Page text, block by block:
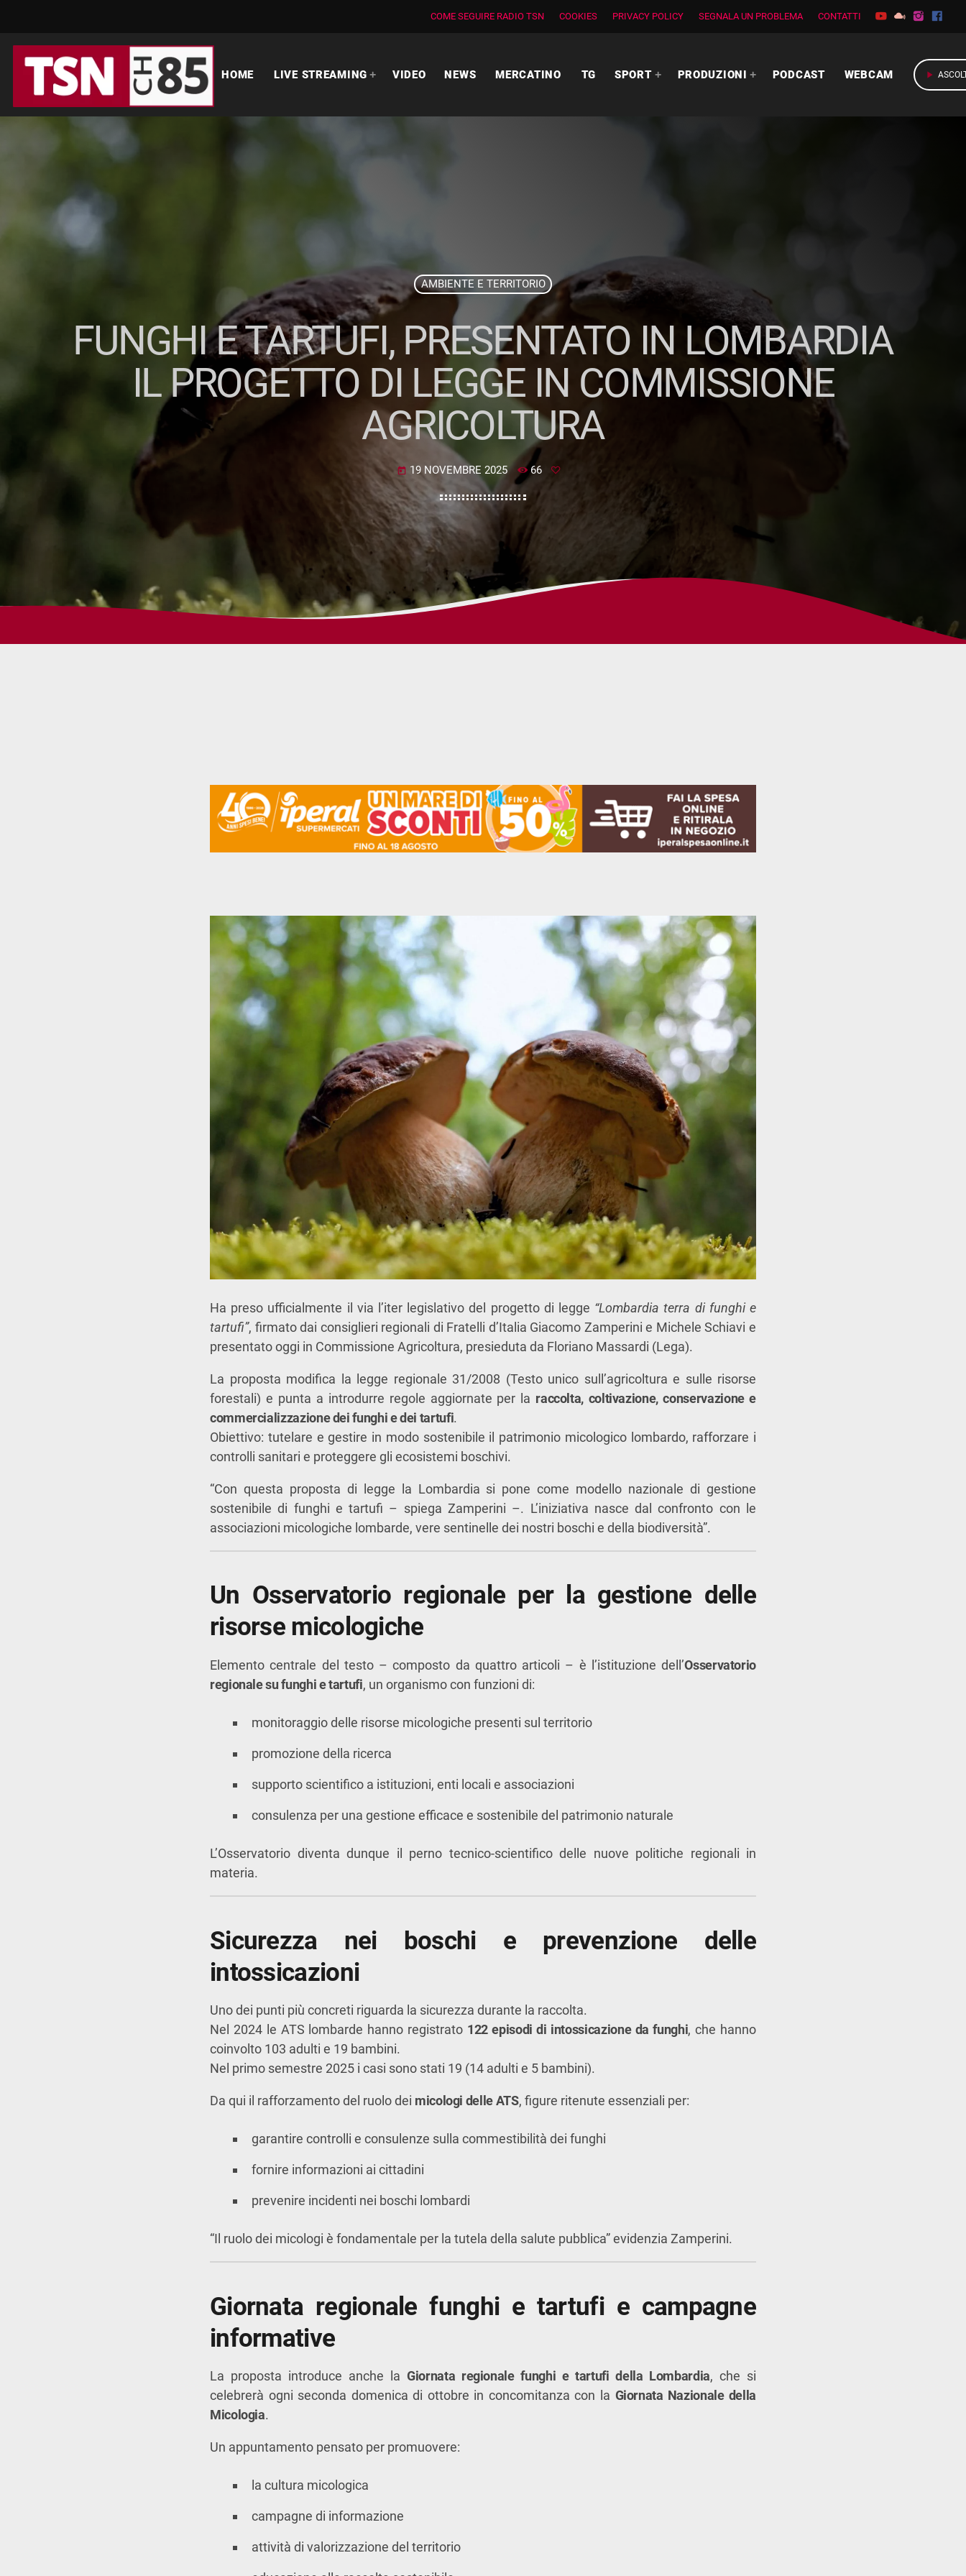
COME SEGUIRE RADIO TSN COOKIES PRIVACY POLICY SEGNALA UN PROBLEMA CONTATTI
HOME LIVE STREAMING VIDEO NEWS MERCATINO TG SPORT PRODUZIONI PODCAST WEBCAM play_arrow
AMBIENTE E TERRITORIO
FUNGHI E TARTUFI, PRESENTATO IN LOMBARDIA
IL PROGETTO DI LEGGE IN COMMISSIONE
AGRICOLTURA
today 19 NOVEMBRE 2025 66
Ha preso ufficialmente il via l’iter legislativo del progetto di legge “Lombardia terra di funghi e
tartufi”, firmato dai consiglieri regionali di Fratelli d’Italia Giacomo Zamperini e Michele Schiavi e
presentato oggi in Commissione Agricoltura, presieduta da Floriano Massardi (Lega).
La proposta modifica la legge regionale 31/2008 (Testo unico sull’agricoltura e sulle risorse
forestali) e punta a introdurre regole aggiornate per la raccolta, coltivazione, conservazione e
commercializzazione dei funghi e dei tartufi.
Obiettivo: tutelare e gestire in modo sostenibile il patrimonio micologico lombardo, rafforzare i
controlli sanitari e proteggere gli ecosistemi boschivi.
“Con questa proposta di legge la Lombardia si pone come modello nazionale di gestione
sostenibile di funghi e tartufi – spiega Zamperini –. L’iniziativa nasce dal confronto con le
associazioni micologiche lombarde, vere sentinelle dei nostri boschi e della biodiversità”.
Un Osservatorio regionale per la gestione delle
risorse micologiche
Elemento centrale del testo – composto da quattro articoli – è l’istituzione dell’Osservatorio
regionale su funghi e tartufi, un organismo con funzioni di:
monitoraggio delle risorse micologiche presenti sul territorio
promozione della ricerca
supporto scientifico a istituzioni, enti locali e associazioni
consulenza per una gestione efficace e sostenibile del patrimonio naturale
L’Osservatorio diventa dunque il perno tecnico-scientifico delle nuove politiche regionali in
materia.
Sicurezza nei boschi e prevenzione delle
intossicazioni
Uno dei punti più concreti riguarda la sicurezza durante la raccolta.
Nel 2024 le ATS lombarde hanno registrato 122 episodi di intossicazione da funghi, che hanno
coinvolto 103 adulti e 19 bambini.
Nel primo semestre 2025 i casi sono stati 19 (14 adulti e 5 bambini).
Da qui il rafforzamento del ruolo dei micologi delle ATS, figure ritenute essenziali per:
garantire controlli e consulenze sulla commestibilità dei funghi
fornire informazioni ai cittadini
prevenire incidenti nei boschi lombardi
“Il ruolo dei micologi è fondamentale per la tutela della salute pubblica” evidenzia Zamperini.
Giornata regionale funghi e tartufi e campagne
informative
La proposta introduce anche laGiornata regionale funghi e tartufi della Lombardia, che si
celebrerà ogni seconda domenica di ottobre in concomitanza con la Giornata Nazionale della
Micologia.
Un appuntamento pensato per promuovere:
la cultura micologica
campagne di informazione
attività di valorizzazione del territorio